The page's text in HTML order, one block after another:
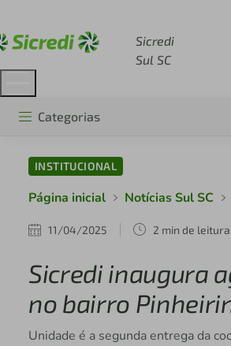
Sicredi
Sul SC
Categorias
INSTITUCIONAL
Página inicial Notícias Sul SC
11/04/2025 2 min de leitura
Sicredi inaugura
no bairro
Unidade é a segunda entrega da